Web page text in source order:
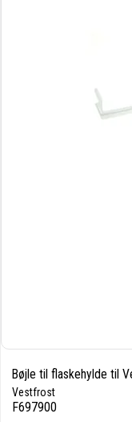
Bøjle til flaskehylde til
Vestfrost
F697900